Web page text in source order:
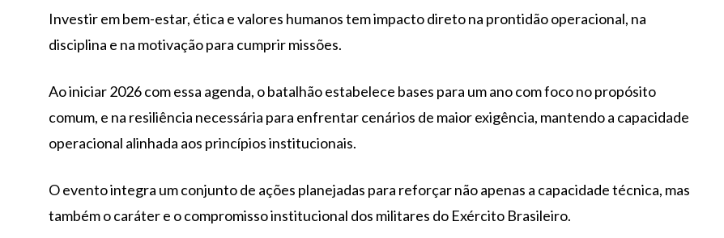
Investir em bem-estar, ética e valores humanos tem impacto direto na prontidão operacional, na
disciplina e na motivação para cumprir missões.
Ao iniciar 2026 com essa agenda, o batalhão estabelece bases para um ano com foco no propósito
comum, e na resiliência necessária para enfrentar cenários de maior exigência, mantendo a capacidade
operacional alinhada aos princípios institucionais.
O evento integra um conjunto de ações planejadas para reforçar não apenas a capacidade técnica, mas
também o caráter e o compromisso institucional dos militares do Exército Brasileiro.